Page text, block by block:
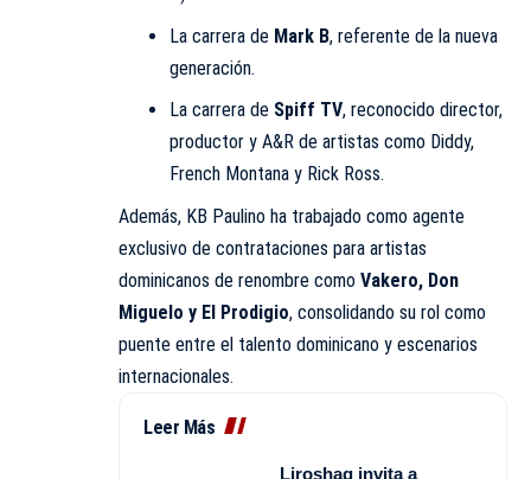
La carrera de Mark B, referente de la nueva
generación.
La carrera de Spiff TV, reconocido director,
productor y A&R de artistas como Diddy,
French Montana y Rick Ross.
Además, KB Paulino ha trabajado como agente
exclusivo de contrataciones para artistas
dominicanos de renombre como Vakero, Don
Miguelo y El Prodigio, consolidando su rol como
puente entre el talento dominicano y escenarios
internacionales.
Leer Más
Liroshaq invita a